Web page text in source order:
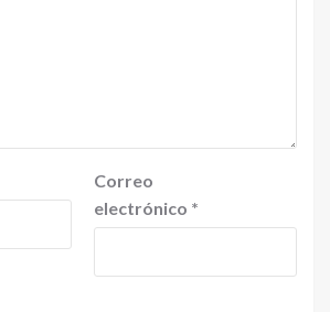
Correo
electrónico *